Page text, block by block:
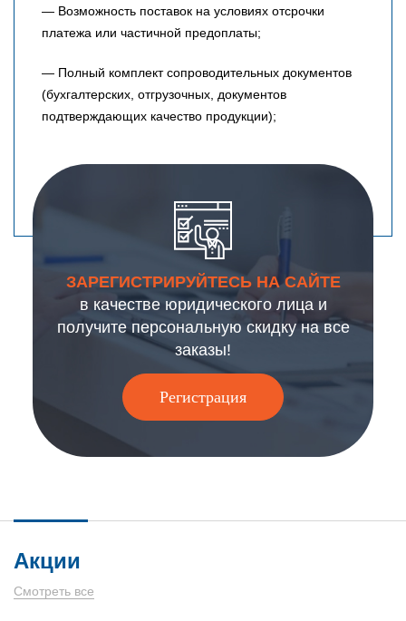
— Возможность поставок на условиях отсрочки
платежа или частичной предоплаты;
— Полный комплект сопроводительных документов
(бухгалтерских, отгрузочных, документов
подтверждающих качество продукции);
ЗАРЕГИСТРИРУЙТЕСЬ НА САЙТЕ
в качестве юридического лица и
получите персональную скидку на все
заказы!
Регистрация
Акции
Смотреть все